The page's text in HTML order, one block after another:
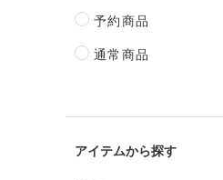
予約商品
通常商品
アイテム